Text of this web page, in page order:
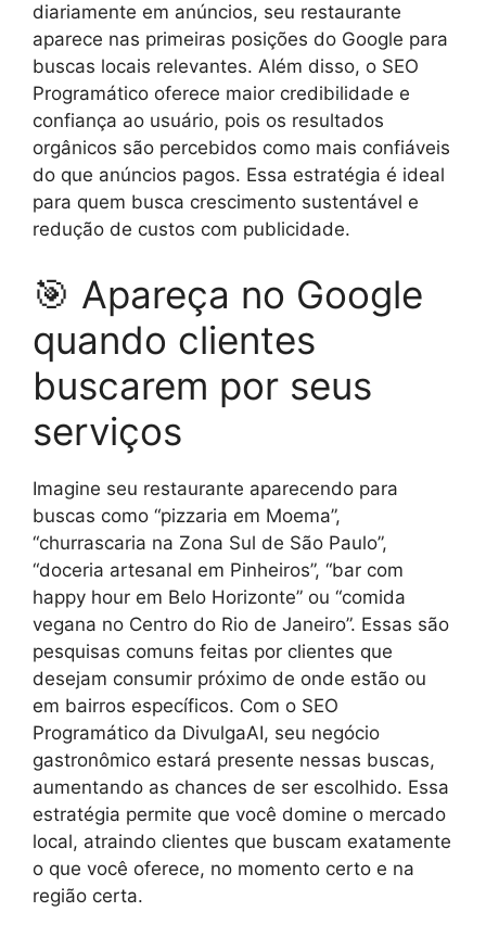
diariamente em anúncios, seu restaurante
aparece nas primeiras posições do Google para
buscas locais relevantes. Além disso, o SEO
Programático oferece maior credibilidade e
confiança ao usuário, pois os resultados
orgânicos são percebidos como mais confiáveis
do que anúncios pagos. Essa estratégia é ideal
para quem busca crescimento sustentável e
redução de custos com publicidade.
🎯 Apareça no Google
quando clientes
buscarem por seus
serviços
Imagine seu restaurante aparecendo para
buscas como “pizzaria em Moema”,
“churrascaria na Zona Sul de São Paulo”,
“doceria artesanal em Pinheiros”, “bar com
happy hour em Belo Horizonte” ou “comida
vegana no Centro do Rio de Janeiro”. Essas são
pesquisas comuns feitas por clientes que
desejam consumir próximo de onde estão ou
em bairros específicos. Com o SEO
Programático da DivulgaAI, seu negócio
gastronômico estará presente nessas buscas,
aumentando as chances de ser escolhido. Essa
estratégia permite que você domine o mercado
local, atraindo clientes que buscam exatamente
o que você oferece, no momento certo e na
região certa.